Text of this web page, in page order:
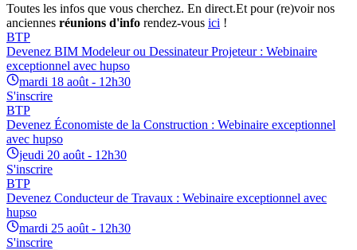
Toutes les infos que vous cherchez. En direct.Et pour (re)voir nos
anciennes réunions d'info rendez-vous ici !
BTP
Devenez BIM Modeleur ou Dessinateur Projeteur : Webinaire
exceptionnel avec hupso
mardi 18 août - 12h30
S'inscrire
BTP
Devenez Économiste de la Construction : Webinaire exceptionnel
avec hupso
jeudi 20 août - 12h30
S'inscrire
BTP
Devenez Conducteur de Travaux : Webinaire exceptionnel avec
hupso
mardi 25 août - 12h30
S'inscrire